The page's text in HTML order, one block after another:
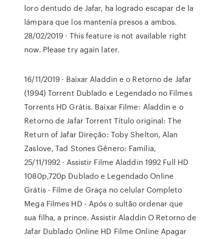
loro dentudo de Jafar, ha logrado escapar de la
lámpara que los mantenía presos a ambos.
28/02/2019 · This feature is not available right
now. Please try again later.
16/11/2019 · Baixar Aladdin e o Retorno de Jafar
(1994) Torrent Dublado e Legendado no Filmes
Torrents HD Grátis. Baixar Filme: Aladdin e o
Retorno de Jafar Torrent Título original: The
Return of Jafar Direção: Toby Shelton, Alan
Zaslove, Tad Stones Gênero: Família,
25/11/1992 · Assistir Filme Aladdin 1992 Full HD
1080p,720p Dublado e Legendado Online
Grátis - Filme de Graça no celular Completo
Mega Filmes HD - Após o sultão ordenar que
sua filha, a prince. Assistir Aladdin O Retorno de
Jafar Dublado Online HD Filme Online Apagar